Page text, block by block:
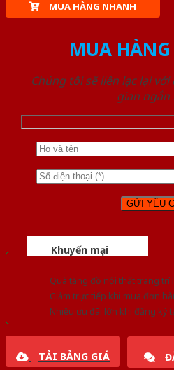
MUA HÀNG NHANH
MUA
Chúng tôi sẽ liên lạc lại
gian ngắn
Khuyến mại
Quà tặng đồ nội thất trang trí
Giảm trực tiếp khi mua đơn
Nhiều ưu đãi lớn khi đăng ký
TẢI BẢNG GIÁ